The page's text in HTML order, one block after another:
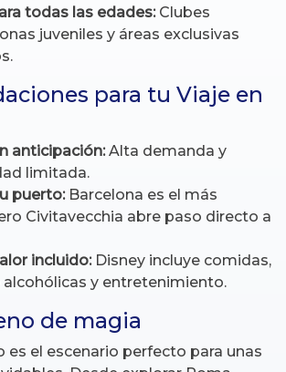
todas las edades:Clubes
juveniles y áreas exclusivas
para tu Viaje en
anticipación:Alta demanda y
limitada.
puerto:Barcelona es el más
Civitavecchia abre paso directo a
incluido:Disney incluye comidas,
alcohólicas y entretenimiento.
de magia
es el escenario perfecto para unas